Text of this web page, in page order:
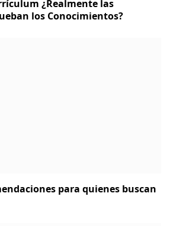
¿Realmente las
los Conocimientos?
para quienes buscan